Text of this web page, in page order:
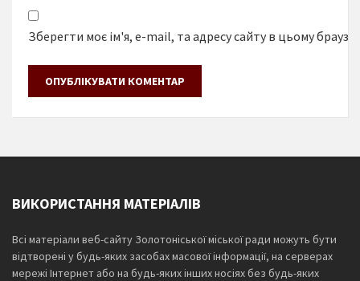
Зберегти моє ім'я, e-mail, та адресу сайту в цьому
ВИКОРИСТАННЯ МАТЕРІАЛІВ
Всі матеріали веб-сайту Золотоніської міської ради можуть бути
відтворені у будь-яких засобах масової інформації, на серверах
мережі Інтернет або на будь-яких інших носіях без будь-яких